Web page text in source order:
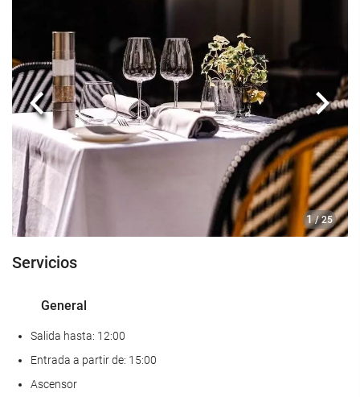
1 / 25
Anterior
Servicios
General
Salida hasta: 12:00
Entrada a partir de: 15:00
Ascensor